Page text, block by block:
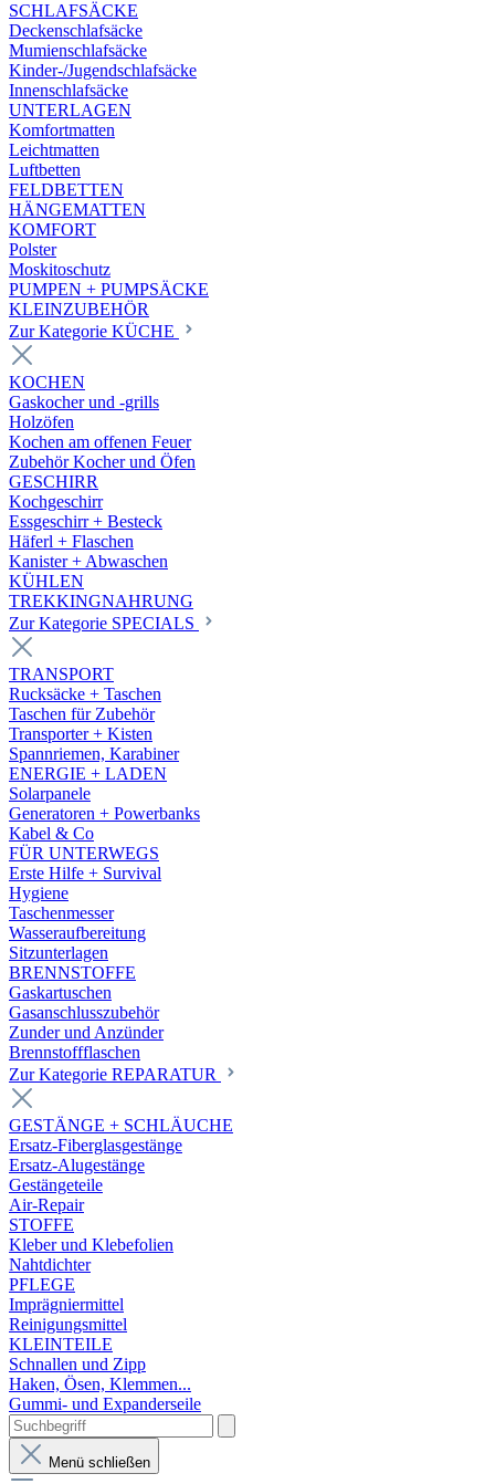
SCHLAFSÄCKE
Deckenschlafsäcke
Mumienschlafsäcke
Kinder-/Jugendschlafsäcke
Innenschlafsäcke
UNTERLAGEN
Komfortmatten
Leichtmatten
Luftbetten
FELDBETTEN
HÄNGEMATTEN
KOMFORT
Polster
Moskitoschutz
PUMPEN + PUMPSÄCKE
KLEINZUBEHÖR
Zur Kategorie KÜCHE
KOCHEN
Gaskocher und -grills
Holzöfen
Kochen am offenen Feuer
Zubehör Kocher und Öfen
GESCHIRR
Kochgeschirr
Essgeschirr + Besteck
Häferl + Flaschen
Kanister + Abwaschen
KÜHLEN
TREKKINGNAHRUNG
Zur Kategorie SPECIALS
TRANSPORT
Rucksäcke + Taschen
Taschen für Zubehör
Transporter + Kisten
Spannriemen, Karabiner
ENERGIE + LADEN
Solarpanele
Generatoren + Powerbanks
Kabel & Co
FÜR UNTERWEGS
Erste Hilfe + Survival
Hygiene
Taschenmesser
Wasseraufbereitung
Sitzunterlagen
BRENNSTOFFE
Gaskartuschen
Gasanschlusszubehör
Zunder und Anzünder
Brennstoffflaschen
Zur Kategorie REPARATUR
GESTÄNGE + SCHLÄUCHE
Ersatz-Fiberglasgestänge
Ersatz-Alugestänge
Gestängeteile
Air-Repair
STOFFE
Kleber und Klebefolien
Nahtdichter
PFLEGE
Imprägniermittel
Reinigungsmittel
KLEINTEILE
Schnallen und Zipp
Haken, Ösen, Klemmen...
Gummi- und Expanderseile
Menü schließen